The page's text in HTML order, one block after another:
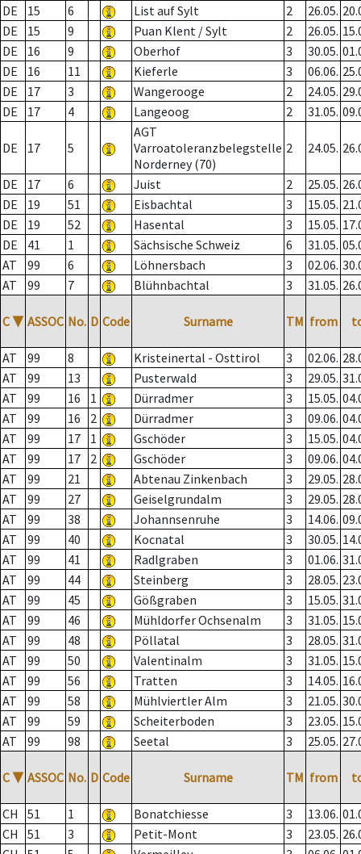
DE
15 6 List auf Sylt 2 26.05.
DE
15 9 Puan Klent / Sylt 2 26.05.
DE
16 9 Oberhof 3 30.05.
DE
16 11 Kieferle 3 06.06.
DE
17 3 Wangerooge 2 24.05.
DE
17 4 Langeoog 2 31.05.
DE 17 5
AGT
Varroatoleranzbelegstelle
Norderney (70)
2 24.05.
DE 17 6 Juist 2 25.05.
DE
19 51 Eisbachtal 3 15.05.
DE
19 52 Hasental 3 15.05.
DE
41 1 Sächsische Schweiz 6 31.05.
AT
99 6 Löhnersbach 3 02.06.
AT
99 7 Blühnbachtal 3 31.05.
C ▼ ASSOC No. D Code Surname TM from
AT 99 8 Kristeinertal - Osttirol 3 02.06.
AT
99 13 Pusterwald 3 29.05.
AT
99 16 1 Dürradmer 3 15.05.
AT
99 16 2 Dürradmer 3 09.06.
AT
99 17 1 Gschöder 3 15.05.
AT
99 17 2 Gschöder 3 09.06.
AT
99 21 Abtenau Zinkenbach 3 29.05.
AT
99 27 Geiselgrundalm 3 29.05.
AT
99 38 Johannsenruhe 3 14.06.
AT
99 40 Kocnatal 3 30.05.
AT
99 41 Radlgraben 3 01.06.
AT
99 44 Steinberg 3 28.05.
AT
99 45 Gößgraben 3 15.05.
AT
99 46 Mühldorfer Ochsenalm 3 31.05.
AT
99 48 Pöllatal 3 28.05.
AT
99 50 Valentinalm 3 31.05.
AT
99 56 Tratten 3 14.05.
AT
99 58 Mühlviertler Alm 3 21.05.
AT
99 59 Scheiterboden 3 23.05.
AT
99 98 Seetal 3 25.05.
C ▼ ASSOC No. D Code Surname TM from
CH 51 1 Bonatchiesse 3 13.06.
CH
51 3 Petit-Mont 3 23.05.